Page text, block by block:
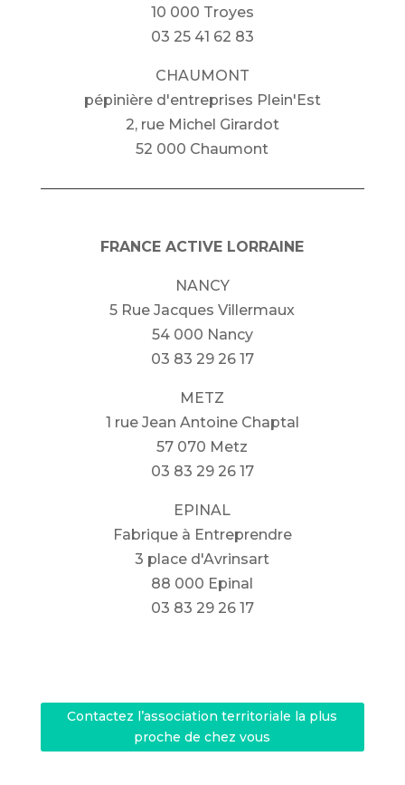
10 000 Troyes
03 25 41 62 83
CHAUMONT
pépinière d'entreprises Plein'Est
2, rue Michel Girardot
52 000 Chaumont
FRANCE ACTIVE LORRAINE
NANCY
5 Rue Jacques Villermaux
54 000 Nancy
03 83 29 26 17
METZ
1 rue Jean Antoine Chaptal
57 070 Metz
03 83 29 26 17
EPINAL
Fabrique à Entreprendre
3 place d'Avrinsart
88 000 Epinal
03 83 29 26 17
Contactez l’association territoriale la plus
proche de chez vous